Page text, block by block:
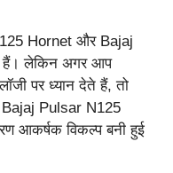
Hornet और Bajaj
हैं। लेकिन अगर आप
पर ध्यान देते हैं, तो
Bajaj Pulsar N125
आकर्षक विकल्प बनी हुई